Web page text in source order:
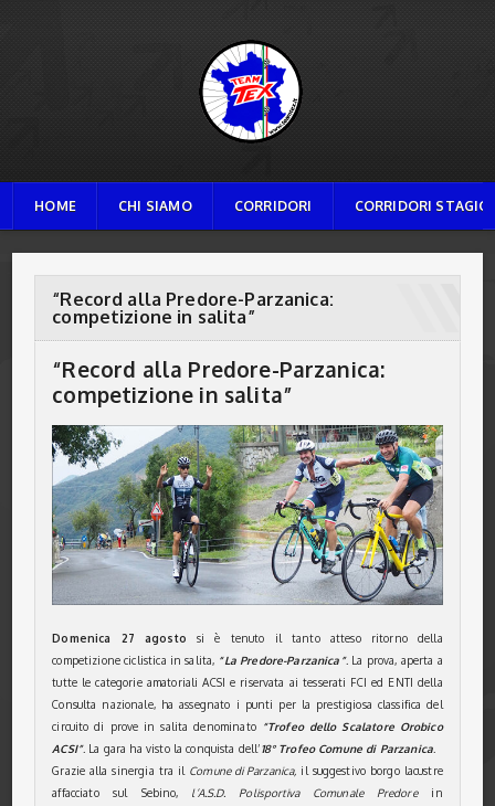
TEAM TEX
HOME CHI SIAMO CORRIDORI CORRIDORI
“Record alla Predore-Parzanica:
competizione in salita”
“Record alla Predore-Parzanica:
competizione in salita”
Domenica 27 agosto si è tenuto il tanto atteso ritorno della
competizione ciclistica in salita, “La Predore-Parzanica”. La prova, aperta a
tutte le categorie amatoriali ACSI e riservata ai tesserati FCI ed ENTI della
Consulta nazionale, ha assegnato i punti per la prestigiosa classifica del
circuito di prove in salita denominato “Trofeo dello Scalatore Orobico
ACSI”. La gara ha visto la conquista dell’18° Trofeo Comune di Parzanica
Grazie alla sinergia tra il Comune di Parzanica, il suggestivo borgo lacustre
affacciato sul Sebino, l’A.S.D. Polisportiva Comunale Predorein